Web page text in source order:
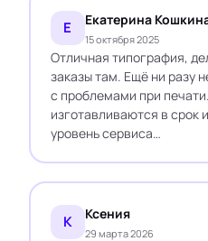
Е Екатерина
15 октября 2025
Отличная типография,
заказы там. Ещё ни разу
с проблемами при
изготавливаются в срок
уровень сервиса…
К Ксения
29 марта 2026